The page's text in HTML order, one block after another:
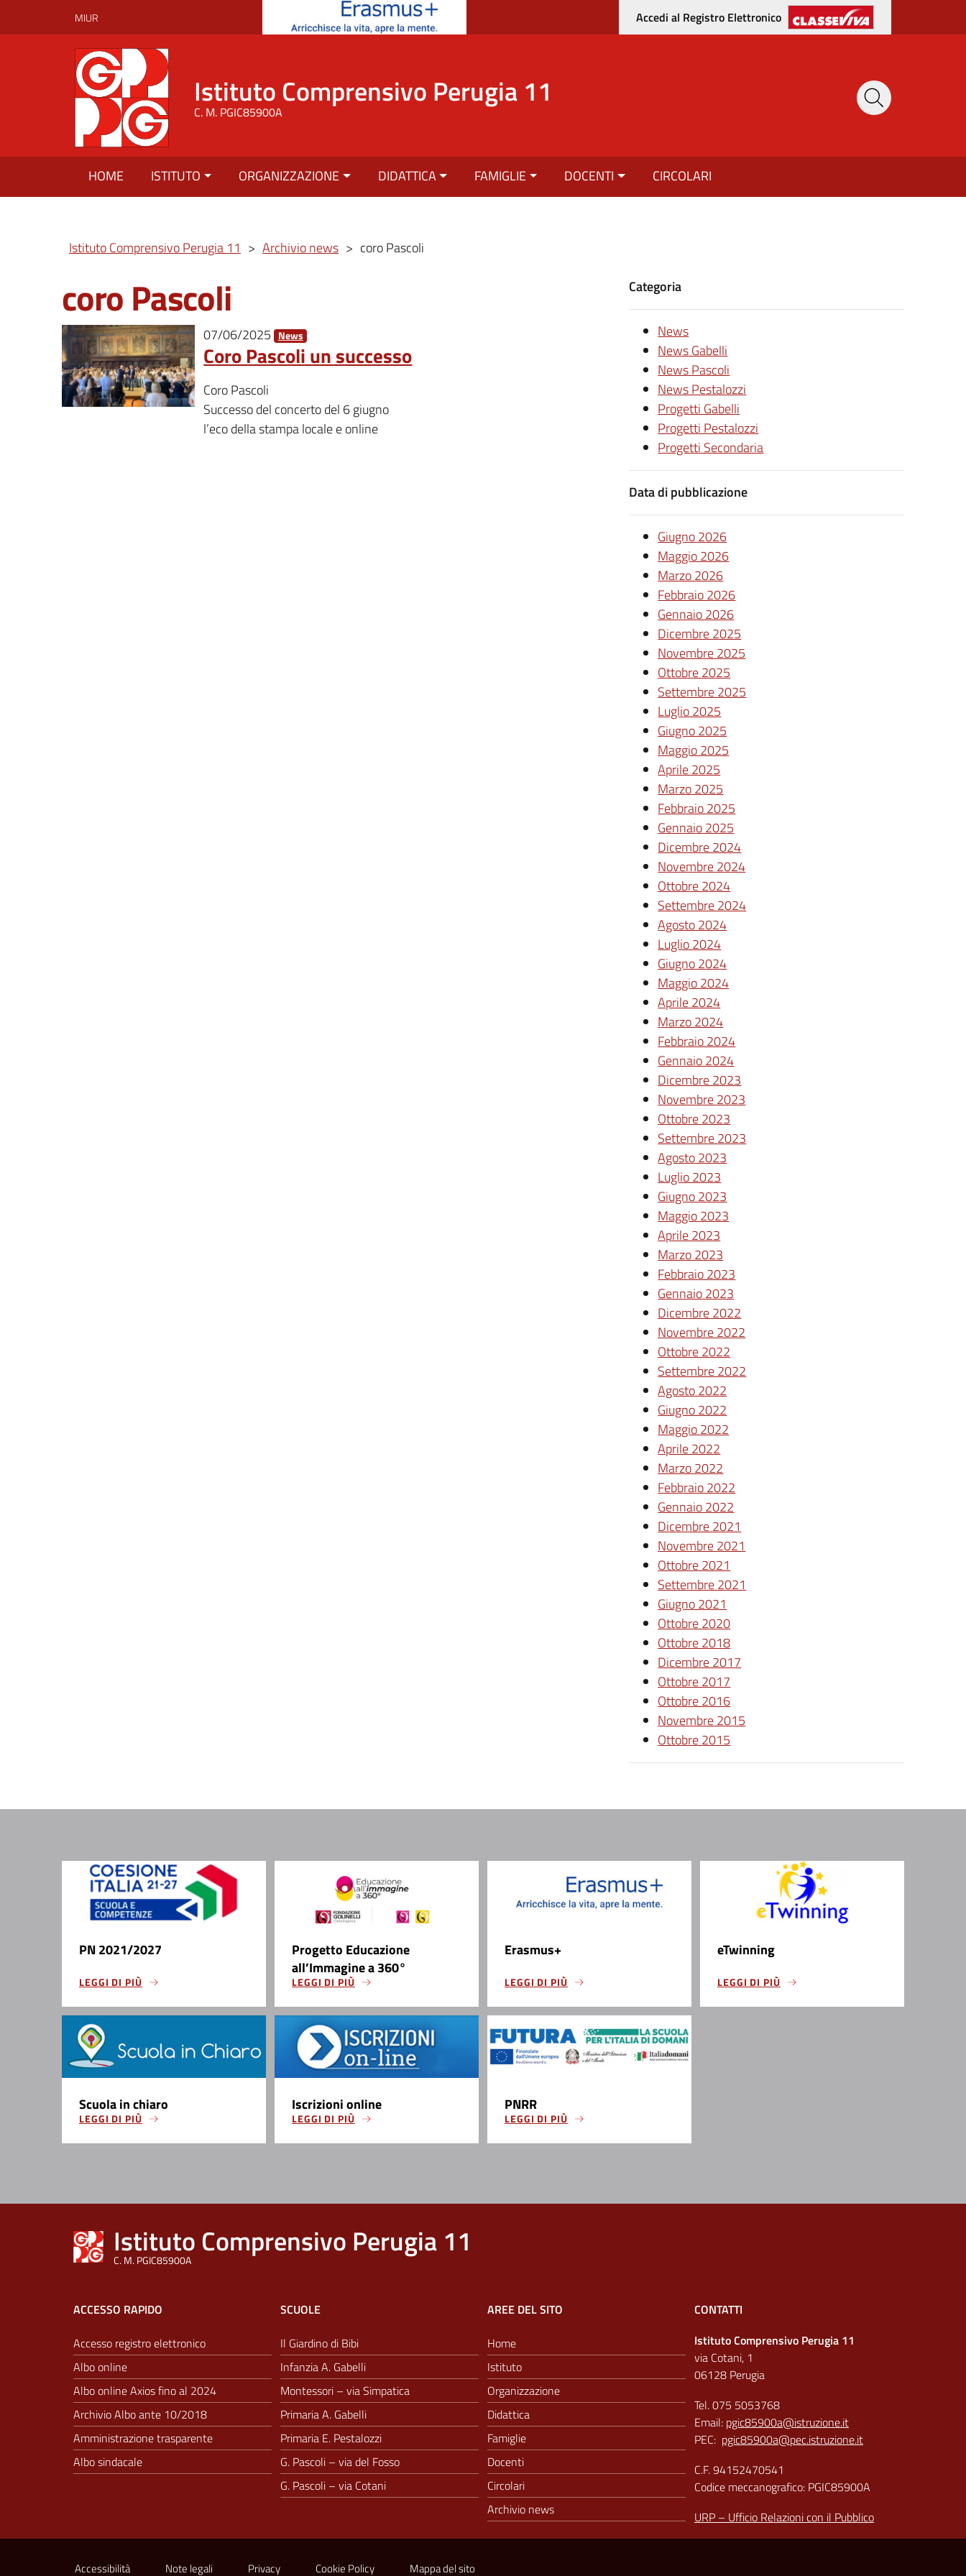
MIUR Accedi al Registro Elettronico
Istituto Comprensivo Perugia 11
C. M. PGIC85900A
HOME ISTITUTO ORGANIZZAZIONE DIDATTICA FAMIGLIE DOCENTI CIRCOLARI
Istituto Comprensivo Perugia 11 > Archivio news > coro Pascoli
coro Pascoli
07/06/2025 News
Coro Pascoli un successo
Coro Pascoli
Successo del concerto del 6 giugno
l’eco della stampa locale e online
Categoria
News
News Gabelli
News Pascoli
News Pestalozzi
Progetti Gabelli
Progetti Pestalozzi
Progetti Secondaria
Data di pubblicazione
Giugno 2026
Maggio 2026
Marzo 2026
Febbraio 2026
Gennaio 2026
Dicembre 2025
Novembre 2025
Ottobre 2025
Settembre 2025
Luglio 2025
Giugno 2025
Maggio 2025
Aprile 2025
Marzo 2025
Febbraio 2025
Gennaio 2025
Dicembre 2024
Novembre 2024
Ottobre 2024
Settembre 2024
Agosto 2024
Luglio 2024
Giugno 2024
Maggio 2024
Aprile 2024
Marzo 2024
Febbraio 2024
Gennaio 2024
Dicembre 2023
Novembre 2023
Ottobre 2023
Settembre 2023
Agosto 2023
Luglio 2023
Giugno 2023
Maggio 2023
Aprile 2023
Marzo 2023
Febbraio 2023
Gennaio 2023
Dicembre 2022
Novembre 2022
Ottobre 2022
Settembre 2022
Agosto 2022
Giugno 2022
Maggio 2022
Aprile 2022
Marzo 2022
Febbraio 2022
Gennaio 2022
Dicembre 2021
Novembre 2021
Ottobre 2021
Settembre 2021
Giugno 2021
Ottobre 2020
Ottobre 2018
Dicembre 2017
Ottobre 2017
Ottobre 2016
Novembre 2015
Ottobre 2015
PN 2021/2027
LEGGI DI PIÙ
Progetto Educazione
all’Immagine a 360°
LEGGI DI PIÙ
Erasmus+
LEGGI DI PIÙ
eTwinning
LEGGI DI PIÙ
Scuola in chiaro
LEGGI DI PIÙ
Iscrizioni online
LEGGI DI PIÙ
PNRR
LEGGI DI PIÙ
Istituto Comprensivo Perugia 11
C. M. PGIC85900A
ACCESSO RAPIDO
Accesso registro elettronico
Albo online
Albo online Axios fino al 2024
Archivio Albo ante 10/2018
Amministrazione trasparente
Albo sindacale
SCUOLE
Il Giardino di Bibi
Infanzia A. Gabelli
Montessori – via Simpatica
Primaria A. Gabelli
Primaria E. Pestalozzi
G. Pascoli – via del Fosso
G. Pascoli – via Cotani
AREE DEL SITO
Home
Istituto
Organizzazione
Didattica
Famiglie
Docenti
Circolari
Archivio news
CONTATTI
Istituto Comprensivo Perugia 11
via Cotani, 1
06128 Perugia
Tel. 075 5053768
Email: pgic85900a@istruzione.it
PEC: pgic85900a@pec.istruzione.it
C.F. 94152470541
Codice meccanografico: PGIC85900A
URP – Ufficio Relazioni con il Pubblico
Accessibilità Note legali Privacy Cookie Policy Mappa del sito